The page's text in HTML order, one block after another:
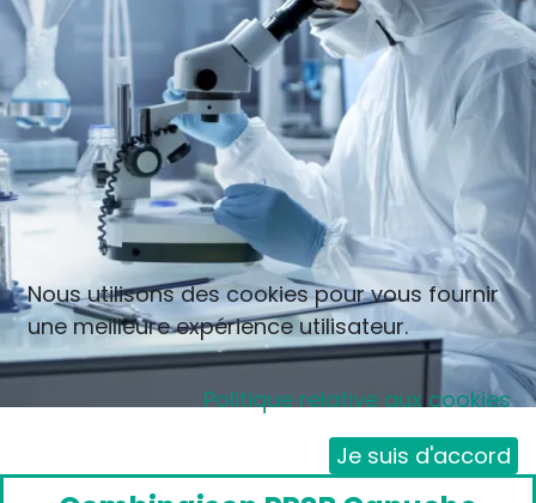
Nous utilisons des cookies pour vous fournir
une meilleure expérience utilisateur.
Politique relative aux cookies
Je suis d'accord